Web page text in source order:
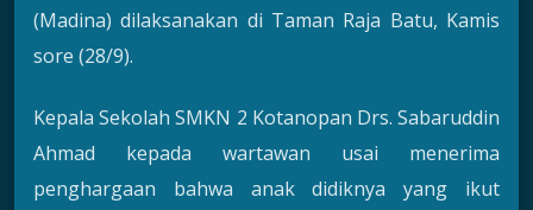
(Madina) dilaksanakan di Taman Raja Batu, Kamis
sore (28/9).
Kepala Sekolah SMKN 2 Kotanopan Drs. Sabaruddin
Ahmad kepada wartawan usai menerima
penghargaan bahwa anak didiknya yang ikut